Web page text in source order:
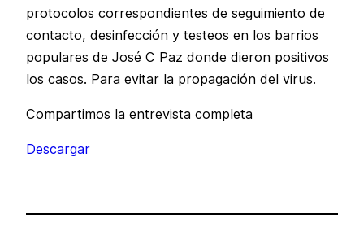
protocolos correspondientes de seguimiento de
contacto, desinfección y testeos en los barrios
populares de José C Paz donde dieron positivos
los casos. Para evitar la propagación del virus.
Compartimos la entrevista completa
Descargar